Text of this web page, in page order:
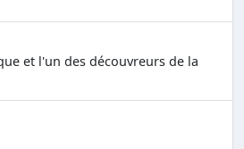
et l'un des découvreurs de la